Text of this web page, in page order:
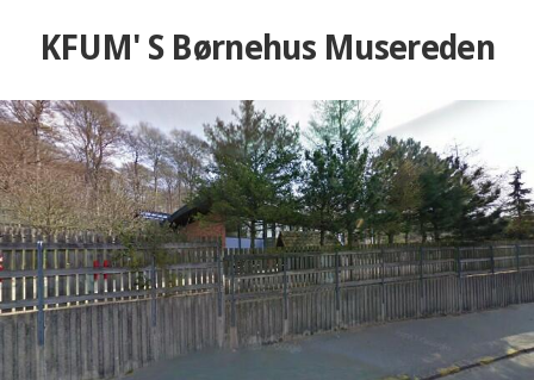
KFUM' S Børnehus Musereden